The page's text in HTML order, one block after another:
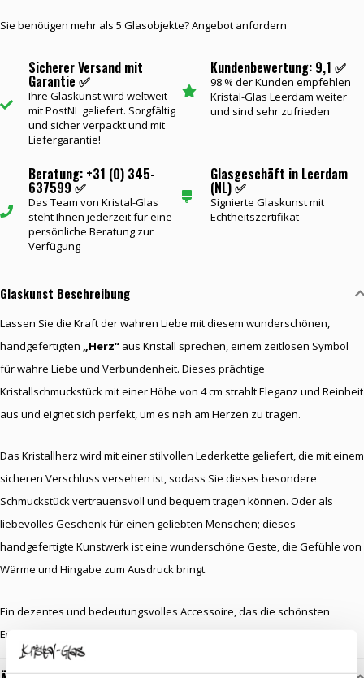
Sie benötigen mehr als 5 Glasobjekte? Angebot anfordern
Sicherer Versand mit
Garantie ✅
Ihre Glaskunst wird weltweit
mit PostNL geliefert. Sorgfältig
und sicher verpackt und mit
Liefergarantie!
Kundenbewertung: 9,1 ✅
98 % der Kunden empfehlen
Kristal-Glas Leerdam weiter
und sind sehr zufrieden
Beratung: +31 (0) 345-
637599 ✅
Das Team von Kristal-Glas
steht Ihnen jederzeit für eine
persönliche Beratung zur
Verfügung
Glasgeschäft in Leerdam
(NL) ✅
Signierte Glaskunst mit
Echtheitszertifikat
Glaskunst Beschreibung
Lassen Sie die Kraft der wahren Liebe mit diesem wunderschönen,
handgefertigten „Herz“ aus Kristall sprechen, einem zeitlosen Symbol
für wahre Liebe und Verbundenheit. Dieses prächtige
Kristallschmuckstück mit einer Höhe von 4 cm strahlt Eleganz und Reinheit
aus und eignet sich perfekt, um es nah am Herzen zu tragen.
Das Kristallherz wird mit einer stilvollen Lederkette geliefert, die mit einem
sicheren Verschluss versehen ist, sodass Sie dieses besondere
Schmuckstück vertrauensvoll und bequem tragen können. Oder als
liebevolles Geschenk für einen geliebten Menschen; dieses
handgefertigte Kunstwerk ist eine wunderschöne Geste, die Gefühle von
Wärme und Hingabe zum Ausdruck bringt.
Ein dezentes und bedeutungsvolles Accessoire, das die schönsten
Emotionen einfängt und sichtbar macht.